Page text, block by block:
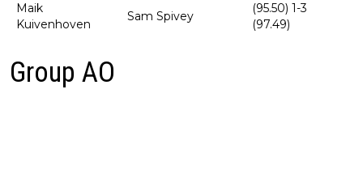
Maik
Kuivenhoven
Sam Spivey
(95.50) 1-3
(97.49)
Group AO